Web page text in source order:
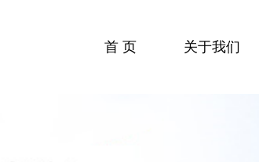
首 页 关于我们